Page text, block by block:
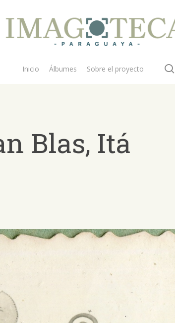
Inicio Álbumes Sobre el proyecto
Blas, Itá